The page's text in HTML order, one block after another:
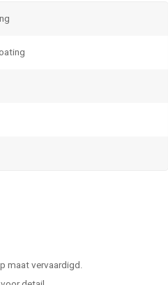
maat vervaardigd.